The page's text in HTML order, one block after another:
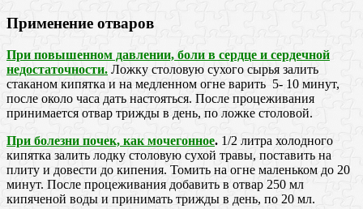
Применение отваров
При повышенном давлении, боли в сердце и сердечной
недостаточности. Ложку столовую сухого сырья залить
стаканом кипятка и на медленном огне варить 5- 10 минут,
после около часа дать настояться. После процеживания
принимается отвар трижды в день, по ложке столовой.
При болезни почек, как мочегонное. 1/2 литра холодного
кипятка залить лодку столовую сухой травы, поставить на
плиту и довести до кипения. Томить на огне маленьком до 20
минут. После процеживания добавить в отвар 250 мл
кипяченой воды и принимать трижды в день, по 20 мл.